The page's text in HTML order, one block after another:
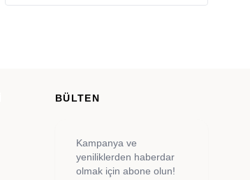
BÜLTEN
Kampanya ve
yeniliklerden haberdar
olmak için abone olun!